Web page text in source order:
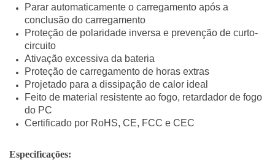
Parar automaticamente o carregamento após a
conclusão do carregamento
Proteção de polaridade inversa e prevenção de curto-
circuito
Ativação excessiva da bateria
Proteção de carregamento de horas extras
Projetado para a dissipação de calor ideal
Feito de material resistente ao fogo, retardador de fogo
do PC
Certificado por RoHS, CE, FCC e CEC
Especificações: